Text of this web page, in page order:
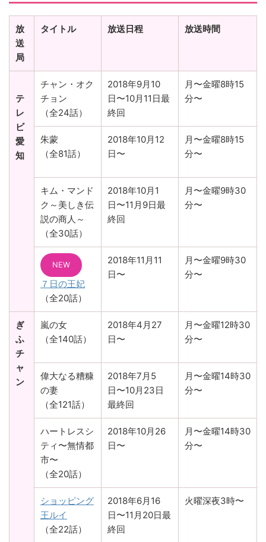
放
送
局
タイトル 放送日程 放送時間
テ
レ
ビ
愛
知
チャン・オク
チョン
（全24話）
2018年9月10
日〜10月11日最
終回
月〜金曜8時15
分〜
朱蒙
（全81話）
2018年10月12
日〜
月〜金曜8時15
分〜
キム・マンド
ク～美しき伝
説の商人～
（全30話）
2018年10月1
日〜11月9日最
終回
月〜金曜9時30
分〜
NEW
７日の王妃
（全20話）
2018年11月11
日〜
月〜金曜9時30
分〜
ぎ
ふ
チ
ャ
ン
嵐の女
（全140話）
2018年4月27
日〜
月〜金曜12時30
分〜
偉大なる糟糠
の妻
（全121話）
2018年7月5
日〜10月23日
最終回
月〜金曜14時30
分〜
ハートレスシ
ティ〜無情都
市〜
（全20話）
2018年10月26
日〜
月〜金曜14時30
分〜
ショッピング
王ルイ
（全22話）
2018年6月16
日〜11月20日最
終回
火曜深夜3時〜